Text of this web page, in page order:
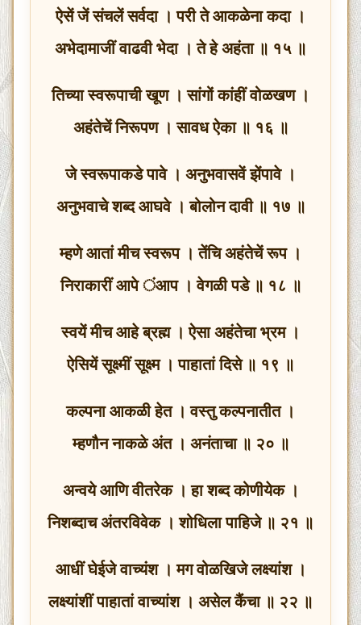
ऐसें जें संचलें सर्वदा । परी ते आकळेना कदा ।
अभेदामाजीं वाढवी भेदा । ते हे अहंता ॥ १५ ॥
तिच्या स्वरूपाची खूण । सांगों कांहीं वोळखण ।
अहंतेचें निरूपण । सावध ऐका ॥ १६ ॥
जे स्वरूपाकडे पावे । अनुभवासवें झेंपावे ।
अनुभवाचे शब्द आघवे । बोलोन दावी ॥ १७ ॥
म्हणे आतां मीच स्वरूप । तेंचि अहंतेचें रूप ।
निराकारीं आपे ंआप । वेगळी पडे ॥ १८ ॥
स्वयें मीच आहे ब्रह्म । ऐसा अहंतेचा भ्रम ।
ऐसियें सूक्ष्मीं सूक्ष्म । पाहातां दिसे ॥ १९ ॥
कल्पना आकळी हेत । वस्तु कल्पनातीत ।
म्हणौन नाकळे अंत । अनंताचा ॥ २० ॥
अन्वये आणि वीतरेक । हा शब्द कोणीयेक ।
निशब्दाच अंतरविवेक । शोधिला पाहिजे ॥ २१ ॥
आधीं घेईजे वाच्यंश । मग वोळखिजे लक्ष्यांश ।
लक्ष्यांशीं पाहातां वाच्यांश । असेल कैंचा ॥ २२ ॥